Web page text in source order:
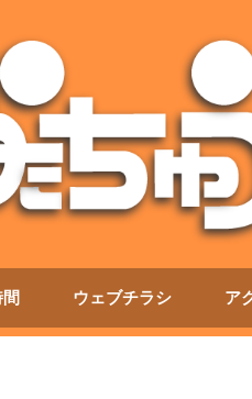
ウェブチラシ ア